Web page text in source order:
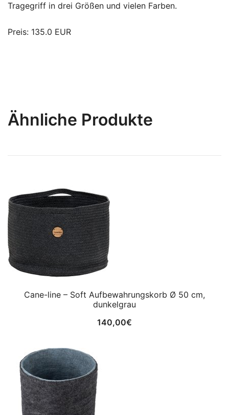
Tragegriff in drei Größen und vielen Farben.
Preis: 135.0 EUR
Ähnliche Produkte
Cane-line – Soft Aufbewahrungskorb Ø 50 cm,
dunkelgrau
140,00€